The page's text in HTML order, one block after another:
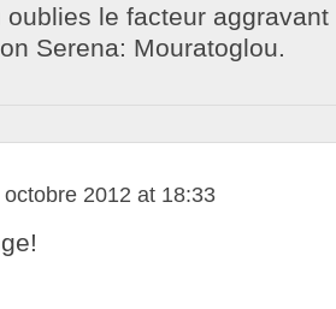
oublies le facteur aggravant
Serena: Mouratoglou.
octobre 2012 at 18:33